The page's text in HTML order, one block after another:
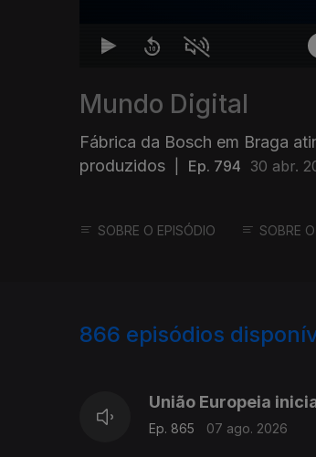
Mundo Digital
Fábrica da Bosch em Braga
produzidos
Ep. 794 30 abr.
SOBRE O EPISÓDIO SOBRE
866 episódios
União Europeia
Ep. 865 07 ago. 2026